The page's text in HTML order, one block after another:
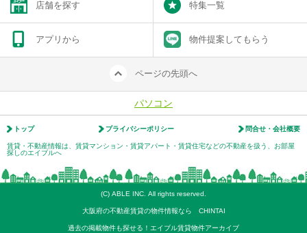
店舗を探す 特集一覧
アプリから 物件提案してもらう
ページの先頭へ
パソコン
トップ プライバシーポリシー 問合せ・会社概要
賃貸・不動産情報は、賃貸マンション・賃貸アパート・賃貸住宅などの不動産を扱う、お部屋
探しのエイブルへ
(C) ABLE INC. All rights reserved.
大阪府の不動産賃貸の物件情報なら CHINTAI
過去の掲載物件も探せる！エイブル賃貸物件アーカイブ